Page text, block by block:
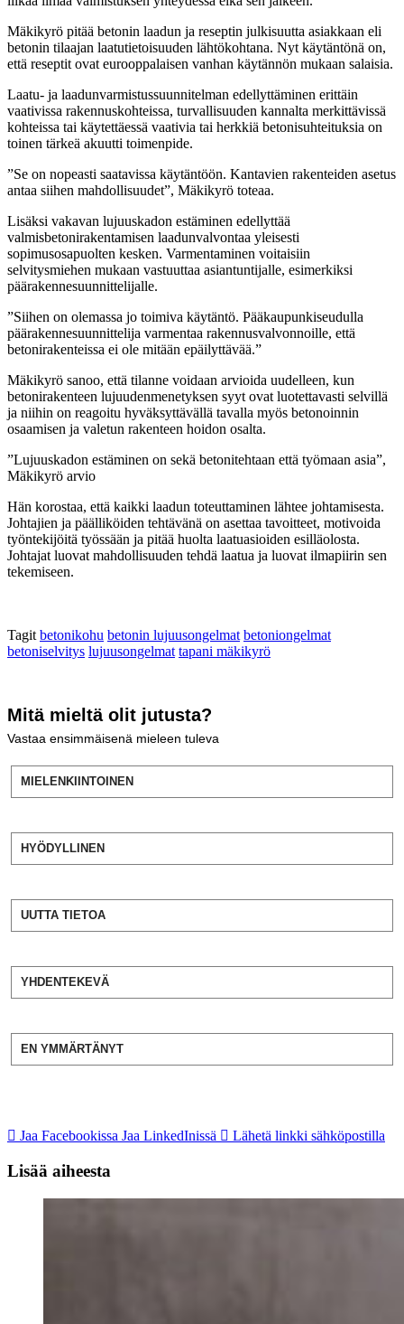
Mäkikyrö pitää betonin laadun ja reseptin julkisuutta asiakkaan eli
betonin tilaajan laatutietoisuuden lähtökohtana. Nyt käytäntönä on,
että reseptit ovat eurooppalaisen vanhan käytännön mukaan salaisia.
Laatu- ja laadunvarmistussuunnitelman edellyttäminen erittäin
vaativissa rakennuskohteissa, turvallisuuden kannalta merkittävissä
kohteissa tai käytettäessä vaativia tai herkkiä betonisuhteituksia on
toinen tärkeä akuutti toimenpide.
”Se on nopeasti saatavissa käytäntöön. Kantavien rakenteiden asetus
antaa siihen mahdollisuudet”, Mäkikyrö toteaa.
Lisäksi vakavan lujuuskadon estäminen edellyttää
valmisbetonirakentamisen laadunvalvontaa yleisesti
sopimusosapuolten kesken. Varmentaminen voitaisiin
selvitysmiehen mukaan vastuuttaa asiantuntijalle, esimerkiksi
päärakennesuunnittelijalle.
”Siihen on olemassa jo toimiva käytäntö. Pääkaupunkiseudulla
päärakennesuunnittelija varmentaa rakennusvalvonnoille, että
betonirakenteissa ei ole mitään epäilyttävää.”
Mäkikyrö sanoo, että tilanne voidaan arvioida uudelleen, kun
betonirakenteen lujuudenmenetyksen syyt ovat luotettavasti selvillä
ja niihin on reagoitu hyväksyttävällä tavalla myös betonoinnin
osaamisen ja valetun rakenteen hoidon osalta.
”Lujuuskadon estäminen on sekä betonitehtaan että työmaan asia”,
Mäkikyrö arvio
Hän korostaa, että kaikki laadun toteuttaminen lähtee johtamisesta.
Johtajien ja päälliköiden tehtävänä on asettaa tavoitteet, motivoida
työntekijöitä työssään ja pitää huolta laatuasioiden esilläolosta.
Johtajat luovat mahdollisuuden tehdä laatua ja luovat ilmapiirin sen
tekemiseen.
Tagit betonikohu betonin lujuusongelmat betoniongelmat
betoniselvitys lujuusongelmat tapani mäkikyrö
Mitä mieltä olit jutusta?
Vastaa ensimmäisenä mieleen tuleva
MIELENKIINTOINEN
HYÖDYLLINEN
UUTTA TIETOA
YHDENTEKEVÄ
EN YMMÄRTÄNYT
Jaa Facebookissa Jaa LinkedInissä Lähetä linkki sähköpostilla
Lisää aiheesta